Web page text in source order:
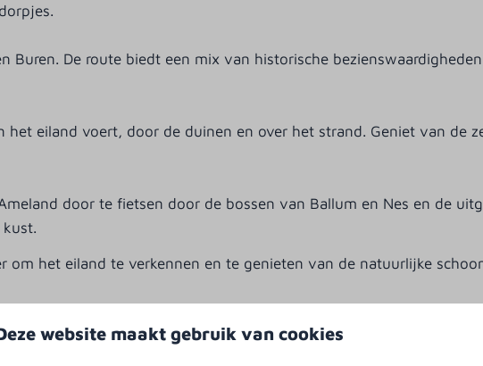
Buren. De route biedt een mix van historische
het eiland voert, door de duinen en over het strand. Geniet van de
door te fietsen door de bossen van Ballum en Nes en de
om het eiland te verkennen en te genieten van de natuurlijke
website maakt gebruik van cookies